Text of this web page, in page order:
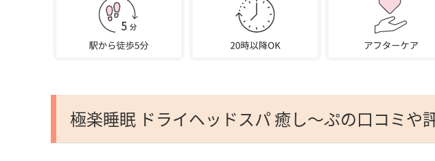
極楽睡眠 ドライヘッドスパ 癒し～ぷの口コミや